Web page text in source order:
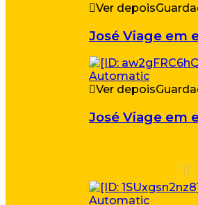
Ver depois
José Viage em
Ver depois
José Viage em